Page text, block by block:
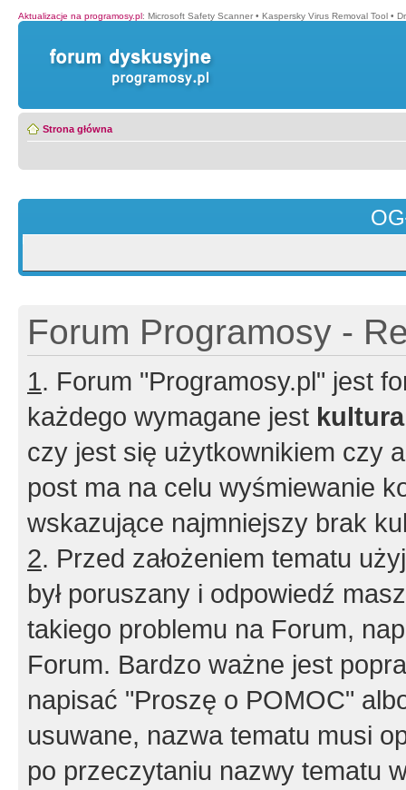
Aktualizacje na programosy.pl: Microsoft Safety Scanner • Kaspersky Virus Removal Tool •
Strona główna
Forum Programosy -
1. Forum "Programosy.pl" jest
każdego wymagane jest
czy jest się użytkownikiem czy
post ma na celu wyśmiewanie
wskazujące najmniejszy brak
2. Przed założeniem tematu
był poruszany i odpowiedź
takiego problemu na Forum,
Forum. Bardzo ważne jest
napisać "Proszę o POMOC"
usuwane, nazwa tematu musi
po przeczytaniu nazwy tematu